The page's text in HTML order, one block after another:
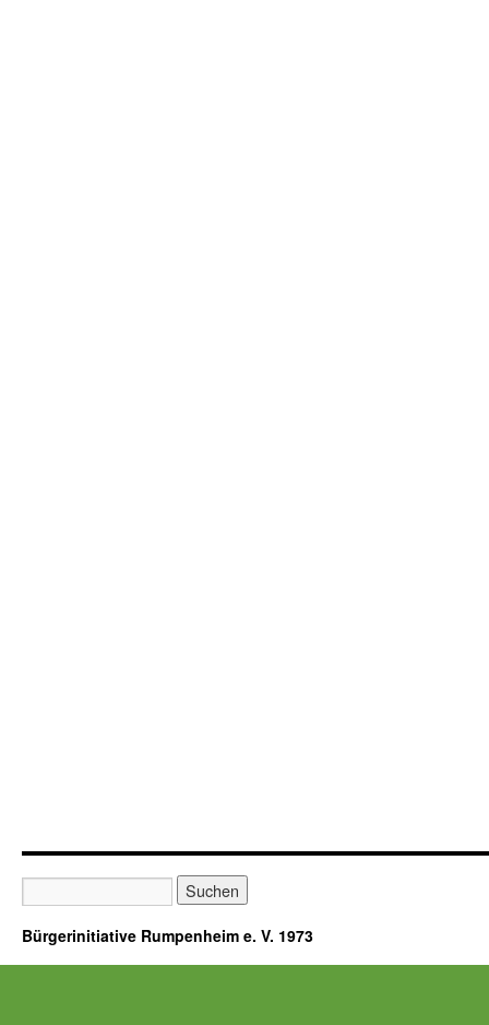
Bürgerinitiative Rumpenheim e. V. 1973